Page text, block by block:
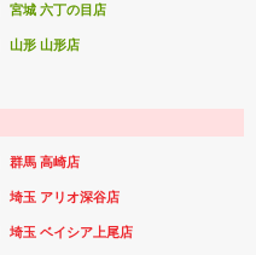
宮城 六丁の目店
山形 山形店
群馬 高崎店
埼玉 アリオ深谷店
埼玉 ベイシア上尾店